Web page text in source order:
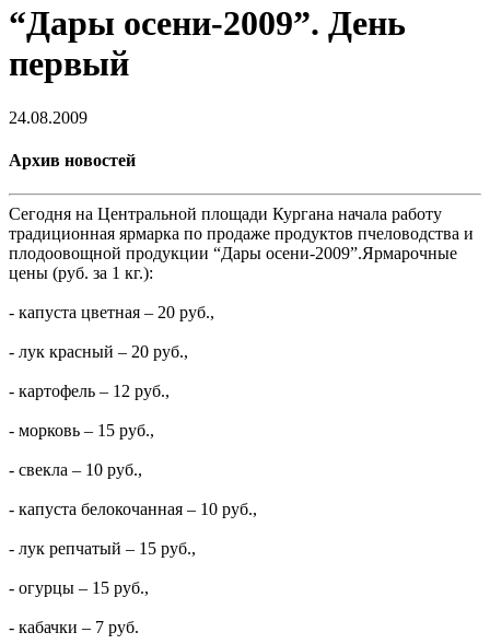
“Дары осени-2009”. День
первый
24.08.2009
Архив новостей
Сегодня на Центральной площади Кургана начала работу
традиционная ярмарка по продаже продуктов пчеловодства и
плодоовощной продукции “Дары осени-2009”.Ярмарочные
цены (руб. за 1 кг.):
- капуста цветная – 20 руб.,
- лук красный – 20 руб.,
- картофель – 12 руб.,
- морковь – 15 руб.,
- свекла – 10 руб.,
- капуста белокочанная – 10 руб.,
- лук репчатый – 15 руб.,
- огурцы – 15 руб.,
- кабачки – 7 руб.